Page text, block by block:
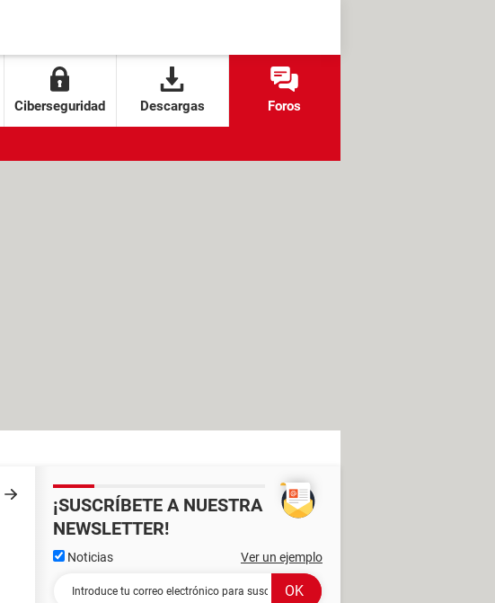
Ciberseguridad Descargas Foros
¡SUSCRÍBETE A NUESTRA
NEWSLETTER!
Noticias Ver un ejemplo